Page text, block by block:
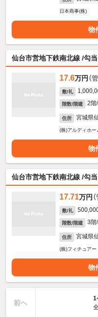
日本商事(株)
物
仙台市営地下鉄南北線 /勾
17.6万円 （
敷/礼
階数/階建 2階
住所 宮城県
(株)アルディホー
物
仙台市営地下鉄南北線 /勾
17.71万円
敷/礼
階数/階建 3階
住所 宮城県
(株)フィチュアー
物
前へ
1